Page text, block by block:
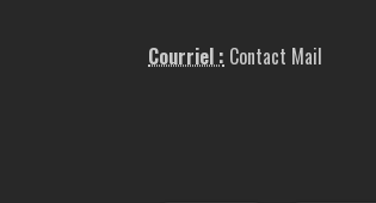
Courriel : Contact Mail